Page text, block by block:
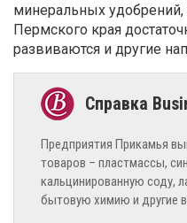
минеральных удобрений,
Пермского края
развиваются и другие
Предприятия Прикамья
товаров – пластмассы,
кальцинированную соду,
бытовую химию и другие